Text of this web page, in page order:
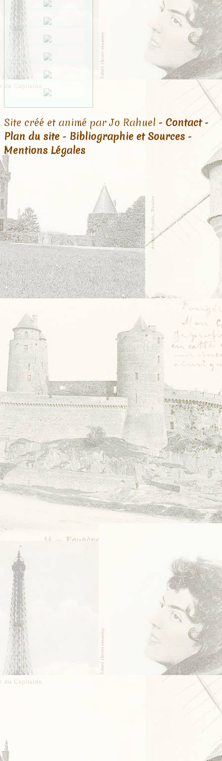
Site créé et animé par Jo Rahuel - Contact-
Plan du site - Bibliographie et Sources -
Mentions Légales